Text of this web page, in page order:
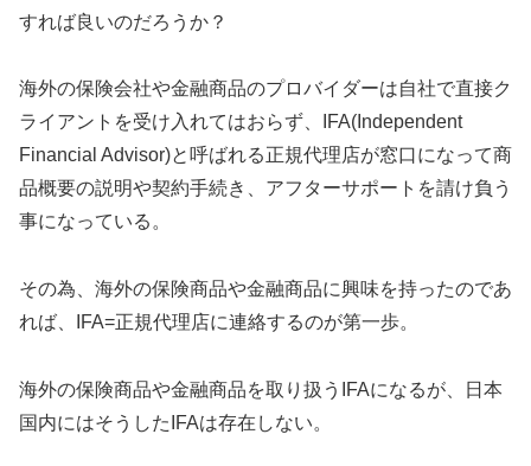
すれば良いのだろうか？
海外の保険会社や金融商品のプロバイダーは自社で直接ク
ライアントを受け入れてはおらず、IFA(Independent
Financial Advisor)と呼ばれる正規代理店が窓口になって商
品概要の説明や契約手続き、アフターサポートを請け負う
事になっている。
その為、海外の保険商品や金融商品に興味を持ったのであ
れば、IFA=正規代理店に連絡するのが第一歩。
海外の保険商品や金融商品を取り扱うIFAになるが、日本
国内にはそうしたIFAは存在しない。